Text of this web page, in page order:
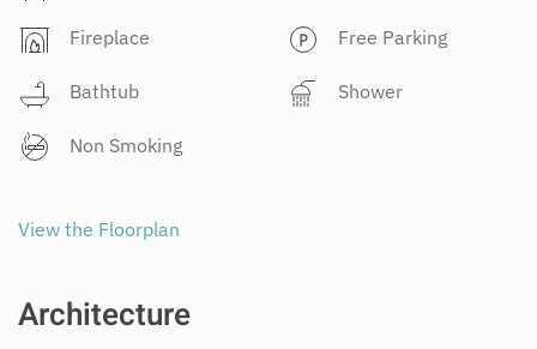
Fireplace Free Parking
Bathtub Shower
Non Smoking
View the Floorplan
Architecture